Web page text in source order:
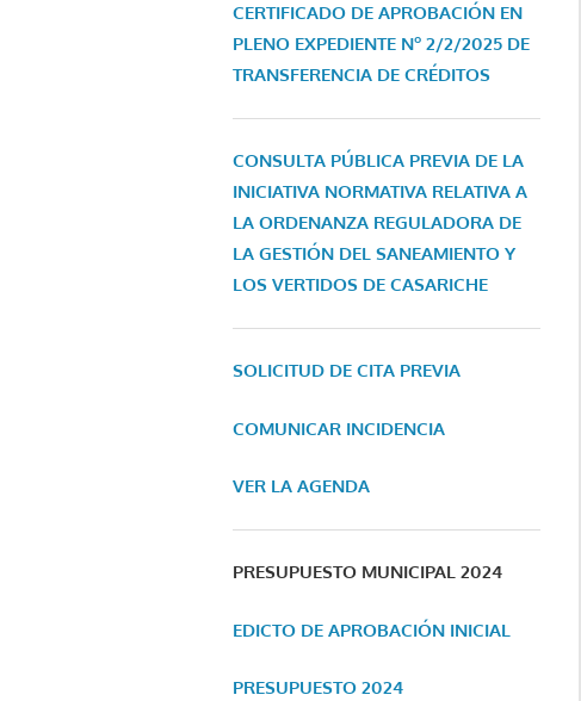
CERTIFICADO DE APROBACIÓN EN
PLENO EXPEDIENTE Nº 2/2/2025 DE
TRANSFERENCIA DE CRÉDITOS
CONSULTA PÚBLICA PREVIA DE LA
INICIATIVA NORMATIVA RELATIVA A
LA ORDENANZA REGULADORA DE
LA GESTIÓN DEL SANEAMIENTO Y
LOS VERTIDOS DE CASARICHE
SOLICITUD DE CITA PREVIA
COMUNICAR INCIDENCIA
VER LA AGENDA
PRESUPUESTO MUNICIPAL 2024
EDICTO DE APROBACIÓN INICIAL
PRESUPUESTO 2024